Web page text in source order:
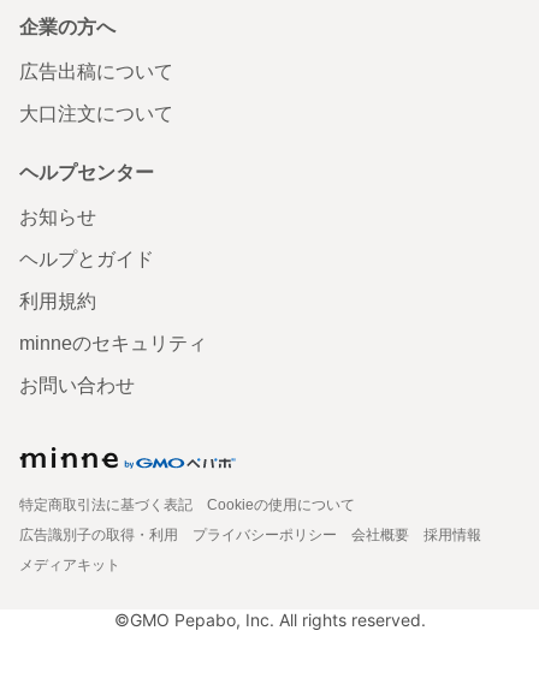
企業の方へ
広告出稿について
大口注文について
ヘルプセンター
お知らせ
ヘルプとガイド
利用規約
minneのセキュリティ
お問い合わせ
特定商取引法に基づく表記
Cookieの使用について
広告識別子の取得・利用
プライバシーポリシー 会社概要
採用情報
メディアキット
©GMO Pepabo, Inc. All rights reserved.